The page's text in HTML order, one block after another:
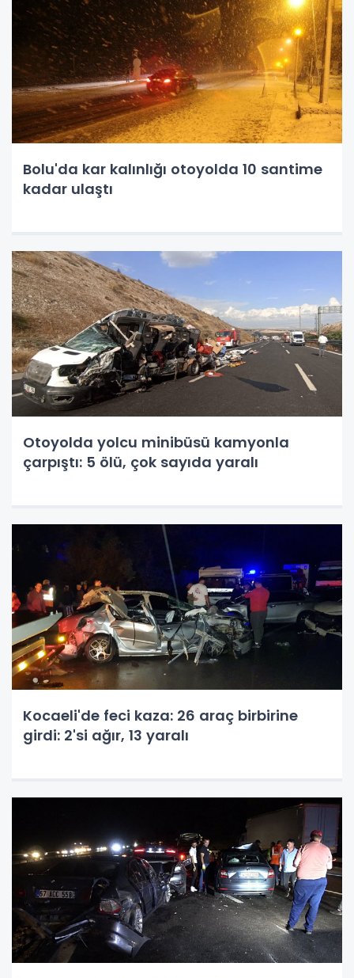
Bolu'da kar kalınlığı otoyolda 10 santime
kadar ulaştı
Otoyolda yolcu minibüsü kamyonla
çarpıştı: 5 ölü, çok sayıda yaralı
Kocaeli'de feci kaza: 26 araç birbirine
girdi: 2'si ağır, 13 yaralı